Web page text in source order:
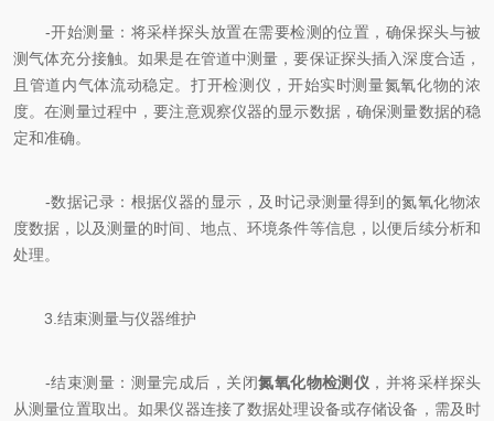
-开始测量：将采样探头放置在需要检测的位置，确保探头与被
测气体充分接触。如果是在管道中测量，要保证探头插入深度合适，
且管道内气体流动稳定。打开检测仪，开始实时测量氮氧化物的浓
度。在测量过程中，要注意观察仪器的显示数据，确保测量数据的稳
定和准确。
-数据记录：根据仪器的显示，及时记录测量得到的氮氧化物浓
度数据，以及测量的时间、地点、环境条件等信息，以便后续分析和
处理。
3.结束测量与仪器维护
-结束测量：测量完成后，关闭氮氧化物检测仪 ，并将采样探头
从测量位置取出。如果仪器连接了数据处理设备或存储设备，需及时